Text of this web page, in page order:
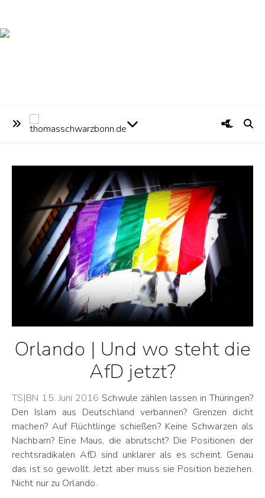
Orlando | Und wo steht die
AfD jetzt?
TS|BN 15. Juni 2016 Schwule zählen lassen in Thüringen?
Den Islam aus Deutschland verbannen? Grenzen dicht
machen? Auf Flüchtlinge schießen? Keine Schwarzen als
Nachbarn? Eine Maus, die abrutscht? Die Positionen der
rechtsradikalen AfD sind unklarer als es scheint. Genau
das ist so gewollt. Jetzt aber muss sie Position beziehen.
Nicht nur zu Orlando.